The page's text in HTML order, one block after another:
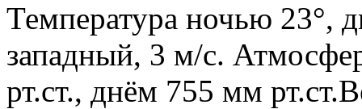
Температура ночью 23°,
западный, 3 м/с.
рт.ст., днём 755 мм